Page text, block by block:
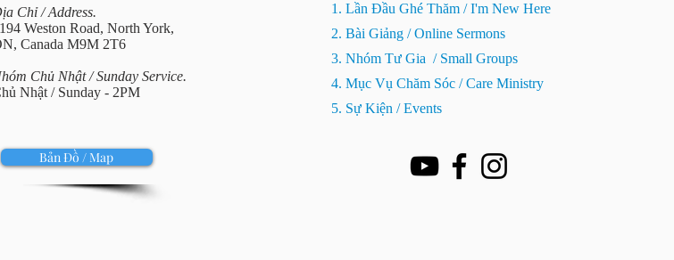
Chỉ / Address.
Weston Road, North York,
Canada M9M 2T6
Chủ Nhật / Sunday Service.
Nhật / Sunday - 2PM
Bản Đồ / Map
1. Lần Đầu Ghé Thăm / I'm New Here
2. Bài Giảng / Online Sermons
3. Nhóm Tư Gia / Small Groups
4. Mục Vụ Chăm Sóc / Care Ministry
5. Sự Kiện / Events